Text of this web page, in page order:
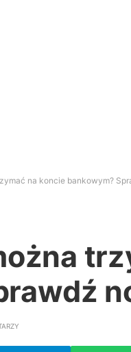
na koncie bankowym?